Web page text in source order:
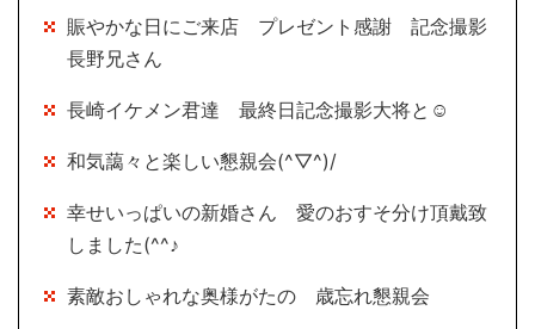
賑やかな日にご来店 プレゼント感謝 記念撮影
長野兄さん
長崎イケメン君達 最終日記念撮影大将と☺
和気藹々と楽しい懇親会(^▽^)/
幸せいっぱいの新婚さん 愛のおすそ分け頂戴致
しました(^^♪
素敵おしゃれな奥様がたの 歳忘れ懇親会